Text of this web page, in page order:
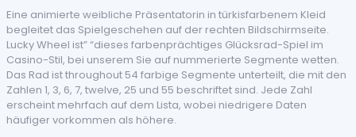
Eine animierte weibliche Präsentatorin in türkisfarbenem Kleid
begleitet das Spielgeschehen auf der rechten Bildschirmseite.
Lucky Wheel ist” “dieses farbenprächtiges Glücksrad-Spiel im
Casino-Stil, bei unserem Sie auf nummerierte Segmente wetten.
Das Rad ist throughout 54 farbige Segmente unterteilt, die mit den
Zahlen 1, 3, 6, 7, twelve, 25 und 55 beschriftet sind. Jede Zahl
erscheint mehrfach auf dem Lista, wobei niedrigere Daten
häufiger vorkommen als höhere.